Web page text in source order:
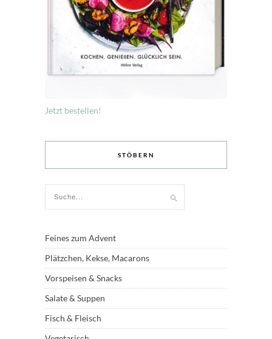
Jetzt bestellen!
STÖBERN
Feines zum Advent
Plätzchen, Kekse, Macarons
Vorspeisen & Snacks
Salate & Suppen
Fisch & Fleisch